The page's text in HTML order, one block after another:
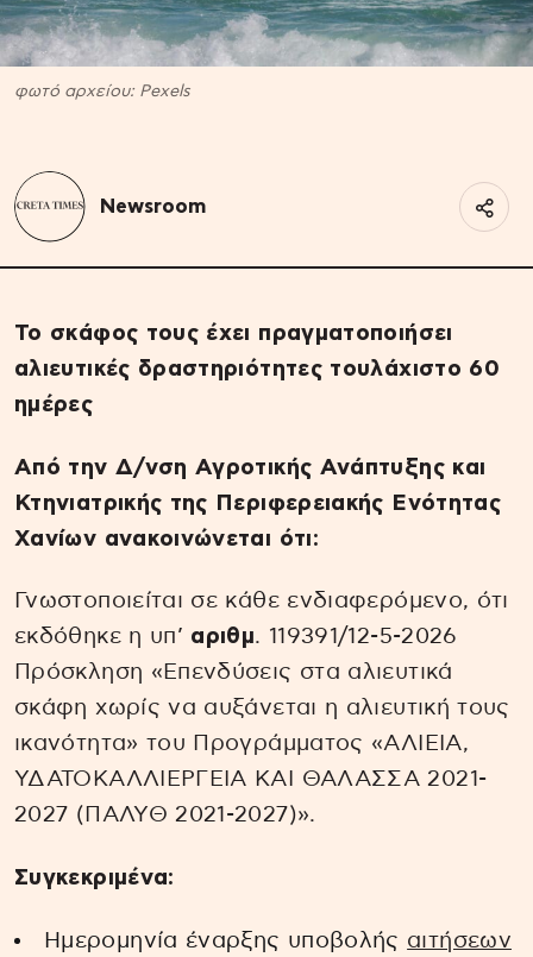
φωτό αρχείου: Pexels
Newsroom
Το σκάφος τους έχει πραγματοποιήσει
αλιευτικές δραστηριότητες τουλάχιστο 60
ημέρες
Από την Δ/νση Αγροτικής Ανάπτυξης και
Κτηνιατρικής της Περιφερειακής Ενότητας
Χανίων ανακοινώνεται ότι:
Γνωστοποιείται σε κάθε ενδιαφερόμενο, ότι
εκδόθηκε η υπ’ αριθμ. 119391/12-5-2026
Πρόσκληση «Επενδύσεις στα αλιευτικά
σκάφη χωρίς να αυξάνεται η αλιευτική τους
ικανότητα» του Προγράμματος «ΑΛΙΕΙΑ,
ΥΔΑΤΟΚΑΛΛΙΕΡΓΕΙΑ ΚΑΙ ΘΑΛΑΣΣΑ 2021-
2027 (ΠΑΛΥΘ 2021-2027)».
Συγκεκριμένα:
Ημερομηνία έναρξης υποβολής αιτήσεων